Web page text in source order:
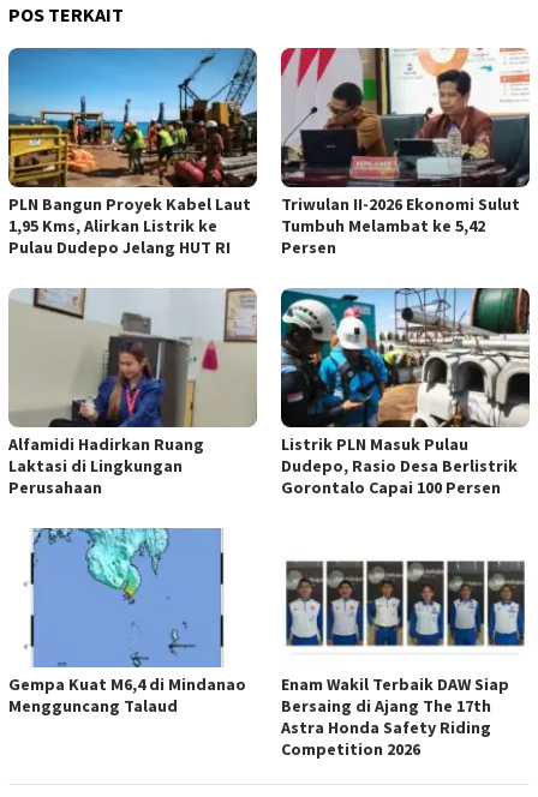
POS TERKAIT
PLN Bangun Proyek Kabel Laut
1,95 Kms, Alirkan Listrik ke
Pulau Dudepo Jelang HUT RI
Triwulan II-2026 Ekonomi Sulut
Tumbuh Melambat ke 5,42
Persen
Alfamidi Hadirkan Ruang
Laktasi di Lingkungan
Perusahaan
Listrik PLN Masuk Pulau
Dudepo, Rasio Desa Berlistrik
Gorontalo Capai 100 Persen
Gempa Kuat M6,4 di Mindanao
Mengguncang Talaud
Enam Wakil Terbaik DAW Siap
Bersaing di Ajang The 17th
Astra Honda Safety Riding
Competition 2026